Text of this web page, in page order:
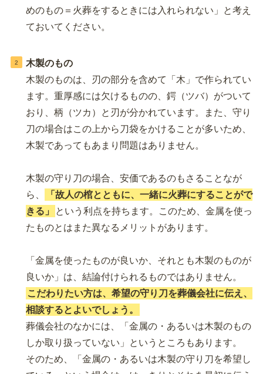
めのもの＝火葬をするときには入れられない」と考え
ておいてください。
木製のもの
木製のものは、刃の部分を含めて「木」で作られてい
ます。重厚感には欠けるものの、鍔（ツバ）がついて
おり、柄（ツカ）と刃が分かれています。また、守り
刀の場合はこの上から刀袋をかけることが多いため、
木製であってもあまり問題はありません。
木製の守り刀の場合、安価であるのもさることなが
ら、
「故人の棺とともに、一緒に火葬にすることがで
きる」
という利点を持ちます。このため、金属を使っ
たものとはまた異なるメリットがあります。
「金属を使ったものが良いか、それとも木製のものが
良いか」は、結論付けられるものではありません。
こだわりたい方は、希望の守り刀を葬儀会社に伝え、
相談するとよいでしょう。
葬儀会社のなかには、「金属の・あるいは木製のもの
しか取り扱っていない」というところもあります。
そのため、「金属の・あるいは木製の守り刀を希望し